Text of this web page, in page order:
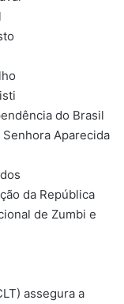
do Brasil
Aparecida
da República
de Zumbi e
assegura a